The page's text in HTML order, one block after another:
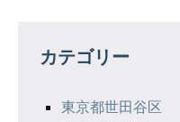
ー
カテゴリー
東京都世田谷区